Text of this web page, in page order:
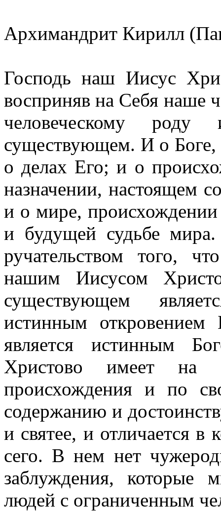
Архимандрит Кирилл
Господь наш Иисус
восприняв на Себя наше
человеческому
существующем. И о Боге,
о делах Его; и о
назначении, настоящем
и о мире, происхождении
и будущей судьбе
ручательством того,
нашим Иисусом
существующем
истинным
является истинным
Христово имеет на
происхождения и по
содержанию и
и святее, и отличается
сего. В нем нет
заблуждения, которые
людей с ограниченным